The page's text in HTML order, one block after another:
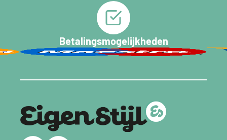
Betalingsmogelijkheden